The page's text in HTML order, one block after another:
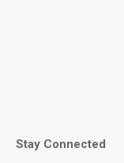
Stay Connected